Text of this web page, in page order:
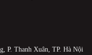
P. Thanh Xuân, TP. Hà Nội